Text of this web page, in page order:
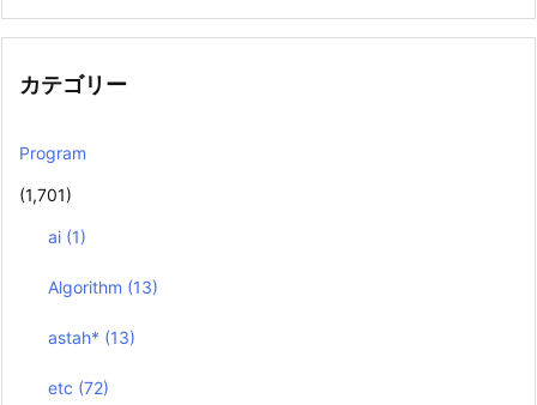
カテゴリー
Program
(1,701)
ai (1)
Algorithm (13)
astah* (13)
etc (72)